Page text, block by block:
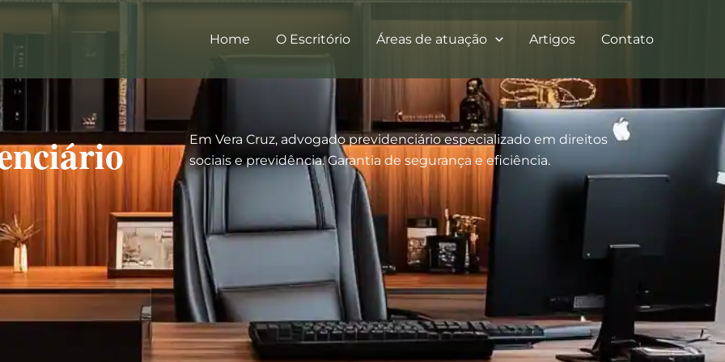
Home O Escritório Áreas de atuação Artigos Contato
Em Vera Cruz, advogado previdenciário especializado em direitos
sociais e previdência. Garantia de segurança e eficiência.